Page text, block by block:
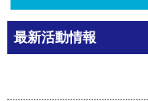
プロフィール
スタッフ/選手一覧
最新活動情報